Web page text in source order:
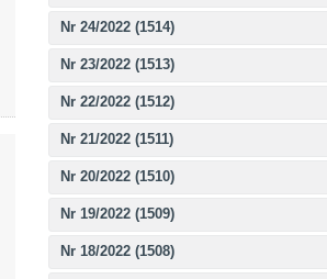
Nr 24/2022 (1514)
Nr 23/2022 (1513)
Nr 22/2022 (1512)
Nr 21/2022 (1511)
Nr 20/2022 (1510)
Nr 19/2022 (1509)
Nr 18/2022 (1508)